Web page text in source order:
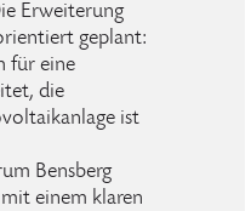
Erweiterung
geplant:
für eine
die
ist
Bensberg
einem klaren